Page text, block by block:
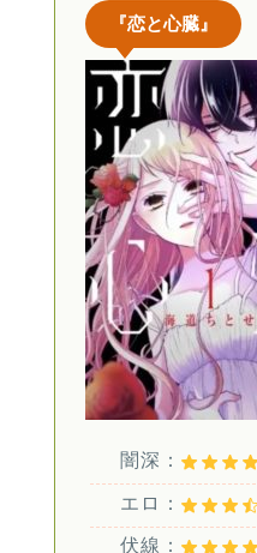
『恋と心臓』
闇深：
エロ：
伏線：